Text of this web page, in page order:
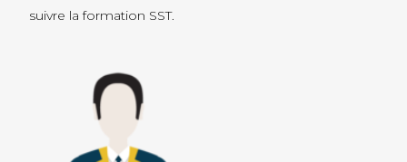
suivre la formation SST.